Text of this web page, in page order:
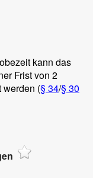
kann das
Frist von 2
werden (§ 34/§ 30